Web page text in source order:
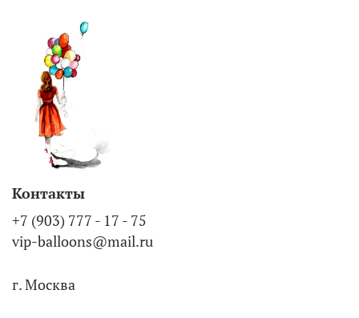
Контакты
+7 (903) 777 - 17 - 75
vip-balloons@mail.ru
г. Москва